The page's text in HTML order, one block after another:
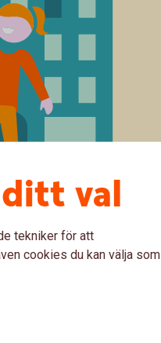
val
tekniker för att
cookies du kan välja som